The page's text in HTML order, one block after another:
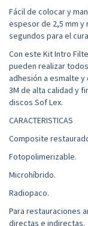
Fácil de colocar y
espesor de 2,5 mm y
segundos para el
Con este Kit Intro
pueden realizar
adhesión a esmalte
3M de alta calidad y
discos Sof Lex.
CARACTERISTICAS
Composite
Fotopolimerizable.
Microhíbrido.
Radiopaco.
Para restauraciones
directas e indirectas.